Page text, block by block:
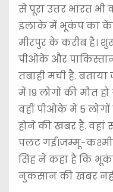
से पूरा उत्तर भारत
इलाके में भूकंप का
मीरपुर के करीब है।
पीओके और
तबाही मची है.
में 19 लोगों की मौत
वहीं पीओके में 5
होने की खबर है. वहां
पलट गईं।जम्मू-
सिंह ने कहा है कि
नुकसान की खबर